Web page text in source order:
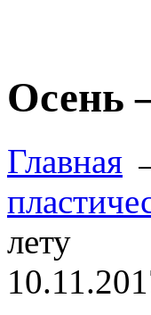
Осень
Главная
лету